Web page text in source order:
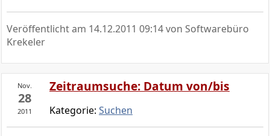
Veröffentlicht am 14.12.2011 09:14von Softwarebüro
Krekeler
Nov.
28
2011
Zeitraumsuche: Datum von/bis
Kategorie: Suchen